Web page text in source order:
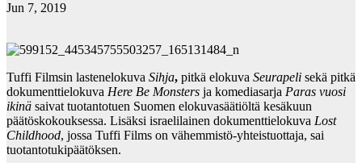
Jun 7, 2019
Tuffi Filmsin lastenelokuva Sihja, pitkä elokuva Seurapeli sekä pitkä
dokumenttielokuva Here Be Monsters ja komediasarja Paras vuosi
ikinä saivat tuotantotuen Suomen elokuvasäätiöltä kesäkuun
päätöskokouksessa. Lisäksi israelilainen dokumenttielokuva Lost
Childhood, jossa Tuffi Films on vähemmistö-yhteistuottaja, sai
tuotantotukipäätöksen.